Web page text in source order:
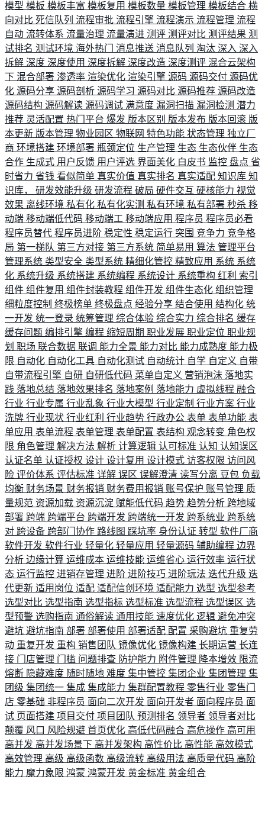
模型 模板 模板丰富 模板复用 模板数量 模板管理 模板结合 横
向对比 死信队列 流程审批 流程引擎 流程演示 流程管理 流程
自动 流转体系 流量治理 流量演进 测评 测评对比 测评结果 测
试排名 测试环境 海外热门 消息推送 消息队列 淘汰 深入 深入
拆解 深度 深度使用 深度拆解 深度改造 深度测评 混合云架构
下 混合部署 渗透率 渲染优化 渲染引擎 源码 源码交付 源码优
化 源码分享 源码剖析 源码学习 源码对比 源码推荐 源码改造
源码结构 源码解读 源码调试 满意度 漏洞扫描 漏洞检测 潜力
推荐 灵活配置 热门平台 爆发 版本区别 版本发布 版本回滚 版
本更新 版本管理 物业园区 物联网 特色功能 状态管理 独立厂
商 环境搭建 环境部署 瓶颈定位 生产管理 生态 生态伙伴 生态
合作 生成式 用户反馈 用户评选 界面美化 白皮书 监控 盘点 省
时省力 省钱 看似简单 真实价值 真实排名 真实适配 知识库 知
识库， 研发效能升级 研发流程 破局 硬件交互 硬核能力 视觉
效果 离线环境 私有化 私有化实测 私有环境 私有部署 秒杀 移
动端 移动端低代码 移动端工 移动端应用 程序员 程序员必看
程序员替代 程序员进阶 稳定性 稳定运行 突围 竞争力 竞争格
局 第一梯队 第三方对接 第三方系统 简单易用 算法 管理平台
管理系统 类型安全 类型系统 精细化管控 精致应用 系统 系统
化 系统升级 系统搭建 系统编程 系统设计 系统重构 红利 索引
组件 组件复用 组件封装教程 组件开发 组件生态化 组织管理
细粒度控制 终极榜单 终极盘点 经验分享 结合使用 结构化 统
一开发 统一登录 统筹管理 综合体验 综合实力 综合排名 缓存
缓存问题 编排引擎 编程 缩短周期 职业发展 职业定位 职业规
划 职场 联合数据 联调 能力全景 能力对比 能力成熟度 能力极
限 自动化 自动化工具 自动化测试 自动统计 自学 自定义 自带
自带流程引擎 自研 自研低代码 菜单自定义 营销泡沫 落地实
践 落地总结 落地效果排名 落地案例 落地能力 虚拟线程 融合
行业 行业专属 行业乱象 行业大模型 行业定制 行业方案 行业
洗牌 行业现状 行业红利 行业趋势 行政办公 表单 表单功能 表
单应用 表单流程 表单管理 表单配置 表结构 观念转变 角色权
限 角色管理 解决方法 解析 计算逻辑 认可标准 认知 认知误区
认证名单 认证授权 设计 设计复用 设计模式 访客权限 访问风
险 评价体系 评估标准 详解 误区 误解澄清 读写分离 豆包 负载
均衡 财务场景 财务报销 财务费用报销 账号保护 账号管理 质
量规范 资源加载 资源沉淀 赋能低代码 趋势 趋势分析 跨地域
部署 跨端 跨端平台 跨端开发 跨端统一开发 跨系统业 跨系统
对 跨设备 跨部门协作 路线图 踩坑率 身份认证 转型 软件厂商
软件开发 软件行业 轻量化 轻量应用 轻量源码 辅助编程 边界
分析 边缘计算 运维成本 运维技能 运维省心 运行效率 运行状
态 运行监控 进销存管理 进阶 进阶技巧 进阶玩法 迭代升级 迭
代更新 适用岗位 适配 适配信创环境 适配能力 选型 选型参考
选型对比 选型指南 选型指标 选型标准 选型流程 选型误区 选
型预警 选购指南 通俗解读 通用技能 速度优化 逻辑 避免冲突
避坑 避坑指南 部署 部署使用 部署适配 配置 采购避坑 重复劳
动 重复开发 重构 销售团队 镜像优化 镜像构建 长期运营 长连
接 门店管理 门槛 问题排查 防护能力 附件管理 降本增效 限流
熔断 隐藏难度 随时随地 难度 集中管控 集团企业 集团管理 集
团级 集团统一 集成 集成能力 集群配置教程 零售行业 零售门
店 零基础 非程序员 面向二次开发 面向开发者 面向程序员 面
试 页面搭建 项目交付 项目团队 预测排名 领导者 领导者对比
颠覆 风口 风险规避 首页优化 高低代码融合 高危操作 高可用
高并发 高并发场景下 高并发架构 高性价比 高性能 高效模式
高效管理 高级 高级函数 高级流转 高级用法 高质量代码 高阶
能力 魔力象限 鸿蒙 鸿蒙开发 黄金标准 黄金组合